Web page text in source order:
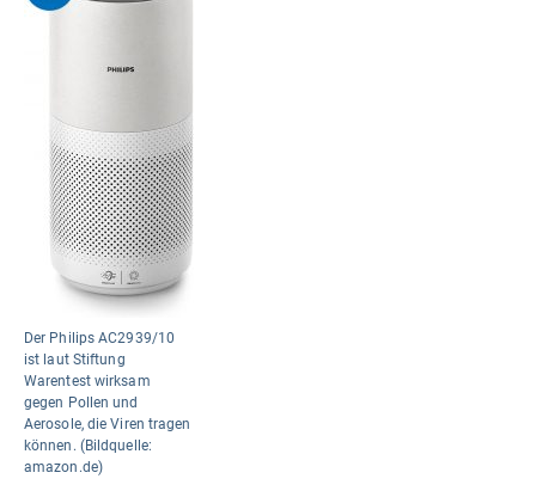
Der Philips AC2939/10
ist laut Stiftung
Warentest wirksam
gegen Pollen und
Aerosole, die Viren tragen
können. (Bildquelle:
amazon.de)